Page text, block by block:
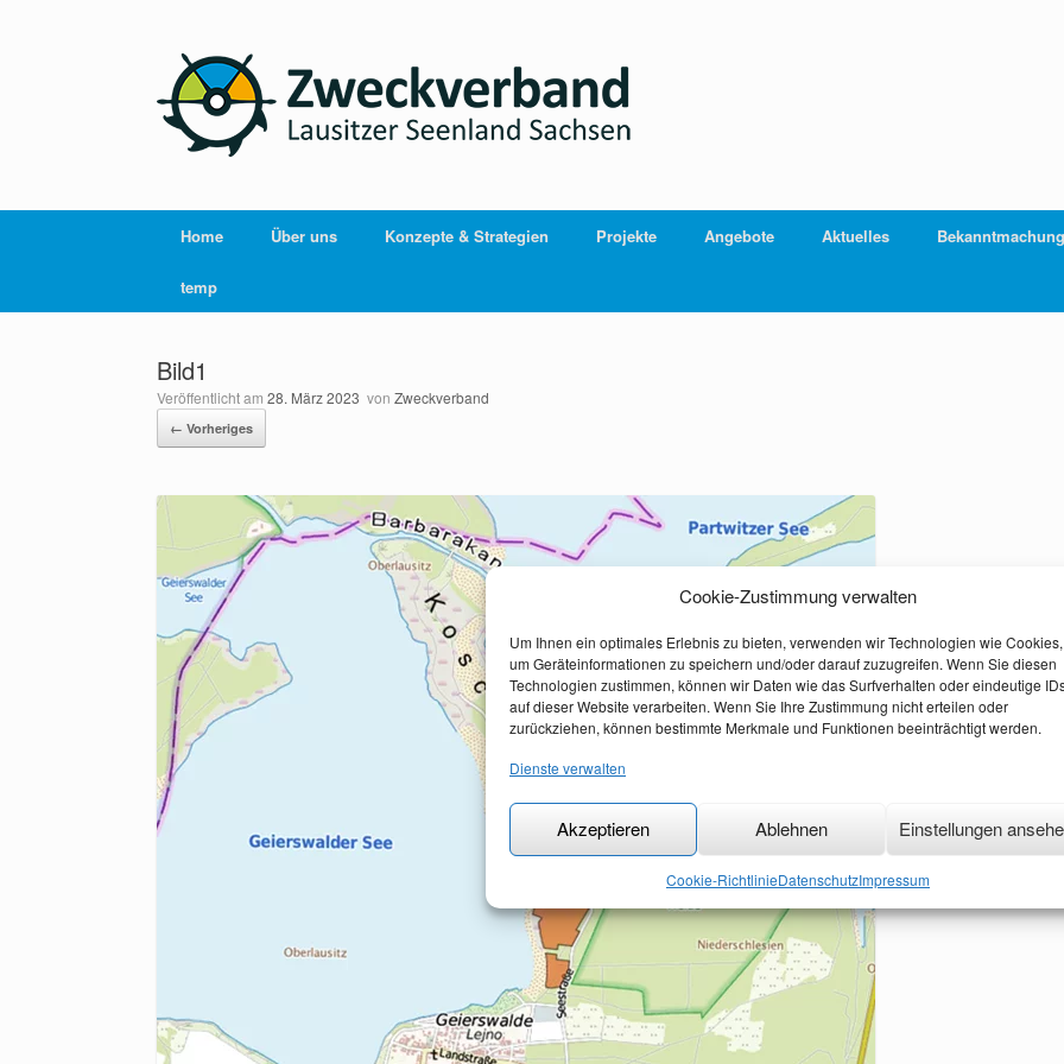
Cookie-Zustimmung verwalten
Um Ihnen ein optimales Erlebnis zu bieten, verwenden wir Technologien wie Cookies,
um Geräteinformationen zu speichern und/oder darauf zuzugreifen. Wenn Sie diesen
Technologien zustimmen, können wir Daten wie das Surfverhalten oder eindeutige
auf dieser Website verarbeiten. Wenn Sie Ihre Zustimmung nicht erteilen oder
zurückziehen, können bestimmte Merkmale und Funktionen beeinträchtigt werden.
Dienste verwalten
Akzeptieren Ablehnen Einstellungen
Cookie-RichtlinieDatenschutzImpressum
Home Über uns Konzepte & Strategien Projekte Angebote Aktuelles
temp
Bild1
Veröffentlicht am 28. März 2023 von Zweckverband
← Vorheriges